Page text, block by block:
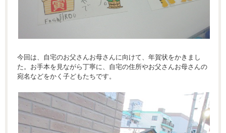
今回は、自宅のお父さんお母さんに向けて、年賀状をかきまし
た。お手本を見ながら丁寧に、自宅の住所やお父さんお母さんの
宛名などをかく子どもたちです。